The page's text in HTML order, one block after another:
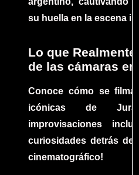
su huella en la escena
Lo que Realmente
de las cámaras en
Conoce cómo se
icónicas de
improvisaciones
curiosidades detrás del
cinematográfico!